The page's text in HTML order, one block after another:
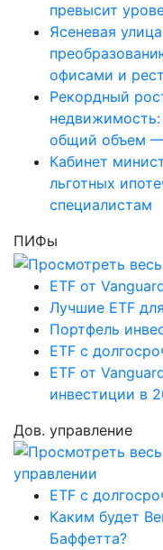
превысит
Ясеневая
офисами и
Рекордный
недвижимость:
общий объем
Кабинет
льготных
специалистам
ПИФы
ETF от
Лучшие ETF
Портфель
ETF с
ETF от
инвестиции в
Дов. управление
ETF с
Каким будет
Баффетта?